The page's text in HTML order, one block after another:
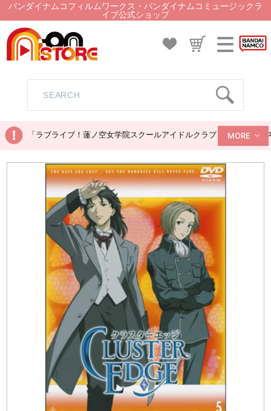
バンダイナムコフィルムワークス・バンダイナムコミュージックラ
イブ公式ショップ
「ラブライブ！蓮ノ空女学院スクールアイドルクラブ ぬいぐるみ
MORE